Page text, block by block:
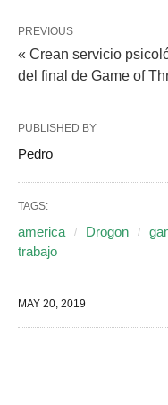
PREVIOUS
« Crean servicio
del final de Game of
PUBLISHED BY
Pedro
TAGS:
america Drogon
trabajo
MAY 20, 2019